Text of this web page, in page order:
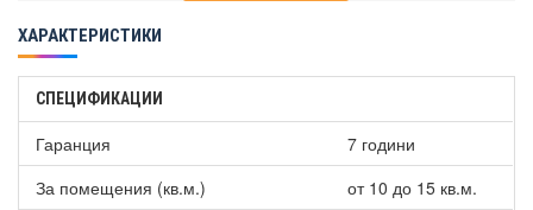
комфорт - температурна корекция ±4°С.
Седмичен програматор 24/7 със стъпка от 30 мин.
Адаптивен старт с опция вкл./изкл. - спестява енергия.
Функция „Отворен прозорец/врата“ - пести енергия при
засичане на отворен прозорец.
Защита от водни пръски IP24.
Функция за отложен старт - 96 часа.
Клас I.
Защита против замръзване - фиксирана на 5°C, с опция
ХАРАКТЕРИСТИКИ
СПЕЦИФИКАЦИИ
Гаранция
7 години
За помещения (кв.м.)
от 10 до 15 кв.м.